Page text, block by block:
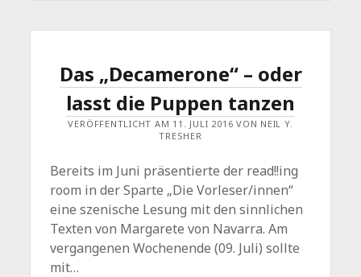
Das „Decamerone“ – oder
lasst die Puppen tanzen
VERÖFFENTLICHT AM 11. JULI 2016 VON NEIL Y.
TRESHER
Bereits im Juni präsentierte der read!!ing
room in der Sparte „Die Vorleser/innen“
eine szenische Lesung mit den sinnlichen
Texten von Margarete von Navarra. Am
vergangenen Wochenende (09. Juli) sollte
mit…